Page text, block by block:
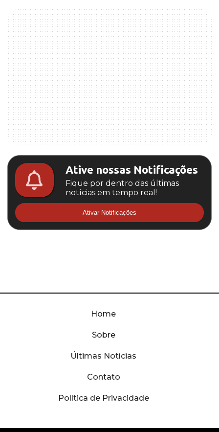
Ative nossas Notificações
Fique por dentro das últimas
notícias em tempo real!
Ativar Notificações
Home
Sobre
Últimas Notícias
Contato
Política de Privacidade